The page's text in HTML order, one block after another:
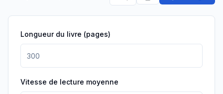
Longueur du livre (pages)
Vitesse de lecture moyenne